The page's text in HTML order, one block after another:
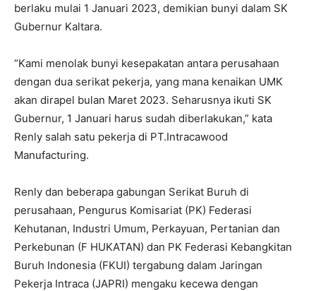
berlaku mulai 1 Januari 2023, demikian bunyi dalam SK
Gubernur Kaltara.
“Kami menolak bunyi kesepakatan antara perusahaan
dengan dua serikat pekerja, yang mana kenaikan UMK
akan dirapel bulan Maret 2023. Seharusnya ikuti SK
Gubernur, 1 Januari harus sudah diberlakukan,” kata
Renly salah satu pekerja di PT.Intracawood
Manufacturing.
Renly dan beberapa gabungan Serikat Buruh di
perusahaan, Pengurus Komisariat (PK) Federasi
Kehutanan, Industri Umum, Perkayuan, Pertanian dan
Perkebunan (F HUKATAN) dan PK Federasi Kebangkitan
Buruh Indonesia (FKUI) tergabung dalam Jaringan
Pekerja Intraca (JAPRI) mengaku kecewa dengan